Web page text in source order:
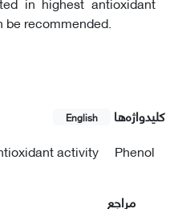
recommended.
کلیدواژه‌ها English
activity
Phenol
مراجع